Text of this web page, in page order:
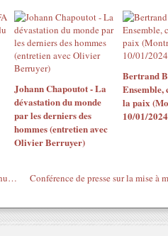
Johann Chapoutot - La
dévastation du monde
par les derniers des
hommes (entretien avec
Olivier Berruyer)
Bertrand
Ensemble,
la paix
10/01/
Bertrand Badie (1) - Mondialisation de gauche et humiliation du monde arabe - 20/10/2011